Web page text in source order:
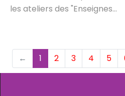
les ateliers des "Enseignes...
← 1 (current)
2 3 4 5